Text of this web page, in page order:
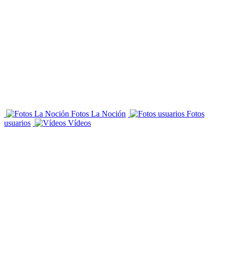
Fotos La Noción
Fotos
usuarios
Vídeos